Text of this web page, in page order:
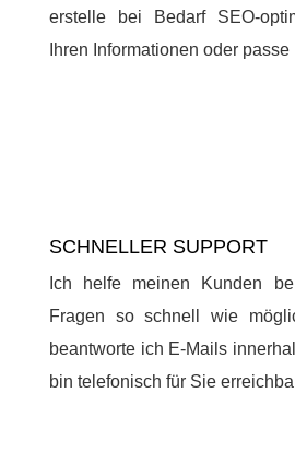
erstelle bei Bedarf SEO-
Ihren Informationen oder passe
SCHNELLER SUPPORT
Ich helfe meinen Kunden
Fragen so schnell wie
beantworte ich E-Mails
bin telefonisch für Sie